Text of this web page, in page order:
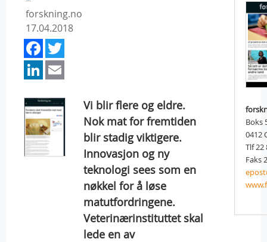
forskning.no
17.04.2018
Facebook
LinkedIn
Vi blir flere og eldre.
Nok mat for fremtiden
blir stadig viktigere.
Innovasjon og ny
teknologi sees som en
nøkkel for å løse
matutfordringene.
Veterinærinstituttet skal
lede en av
Boks
0412
Tlf 22
Faks